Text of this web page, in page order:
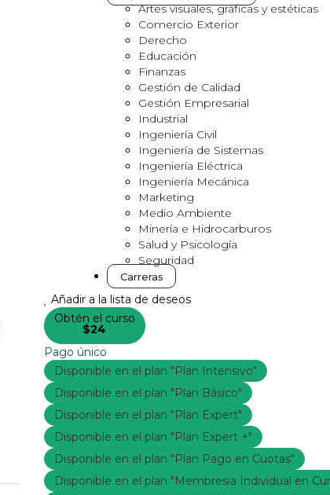
Artes visuales, gráficas y estéticas
Comercio Exterior
Derecho
Educación
Finanzas
Gestión de Calidad
Gestión Empresarial
Industrial
Ingeniería Civil
Ingeniería de Sistemas
Ingeniería Eléctrica
Ingeniería Mecánica
Marketing
Medio Ambiente
Minería e Hidrocarburos
Salud y Psicología
Seguridad
Carreras
Añadir a la lista de deseos
Obtén el curso
$24
Pago único
Disponible en el plan "Plan Intensivo"
Disponible en el plan "Plan Básico"
Disponible en el plan "Plan Expert"
Disponible en el plan "Plan Expert +"
Disponible en el plan "Plan Pago en Cuotas"
Disponible en el plan "Membresia Individual en